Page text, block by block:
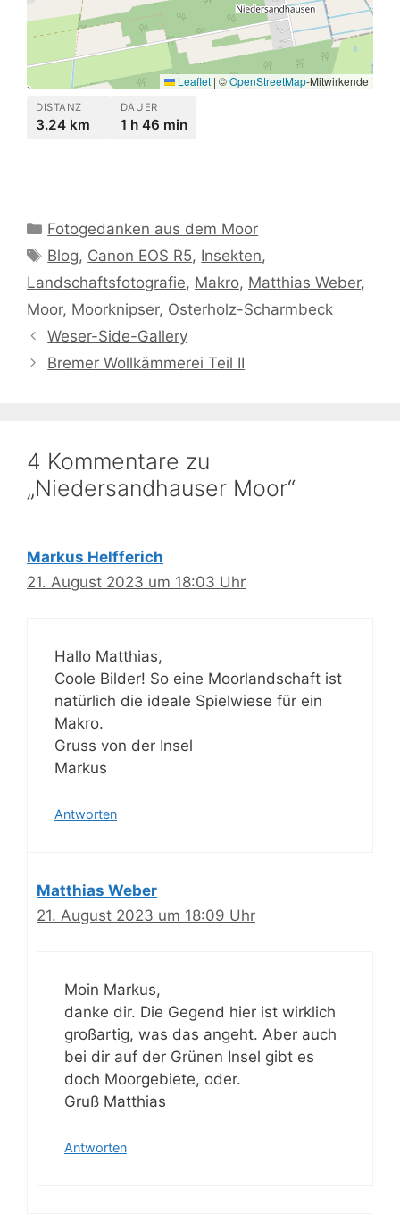
Leaflet | ©OpenStreetMap-Mitwirkende
DISTANZ
3.24 km
DAUER
1 h 46 min
Kategorien
Fotogedanken aus dem Moor
Schlagwörter
Blog, Canon EOS R5, Insekten,
Landschaftsfotografie, Makro, Matthias Weber,
Moor, Moorknipser, Osterholz-Scharmbeck
Weser-Side-Gallery
Bremer Wollkämmerei Teil II
4 Kommentare zu
„Niedersandhauser Moor“
Markus Helfferich
21. August 2023 um 18:03 Uhr
Hallo Matthias,
Coole Bilder! So eine Moorlandschaft ist
natürlich die ideale Spielwiese für ein
Makro.
Gruss von der Insel
Markus
Antworten
Matthias Weber
21. August 2023 um 18:09 Uhr
Moin Markus,
danke dir. Die Gegend hier ist wirklich
großartig, was das angeht. Aber auch
bei dir auf der Grünen Insel gibt es
doch Moorgebiete, oder.
Gruß Matthias
Antworten